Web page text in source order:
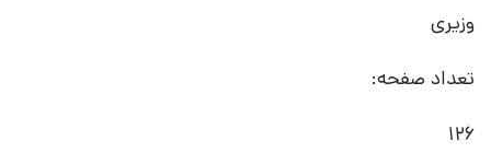
وزیری
تعداد صفحه:
126